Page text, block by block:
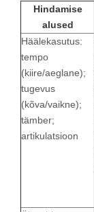
Hindamise
alused
Häälekasutus:
tempo
(kiire/aeglane);
tugevus
(kõva/vaikne);
tämber;
artikulatsioon